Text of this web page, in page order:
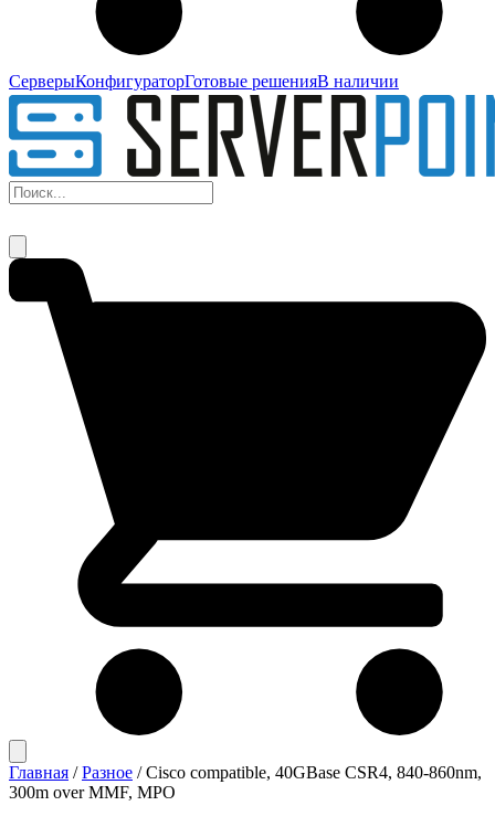
СерверыКонфигураторГотовые решенияВ наличии
Главная / Разное / Cisco compatible, 40GBase CSR4, 840-860nm,
300m over MMF, MPO